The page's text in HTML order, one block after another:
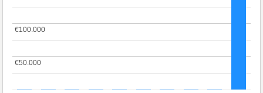
€50.000
€50.000
€100.000
€100.000